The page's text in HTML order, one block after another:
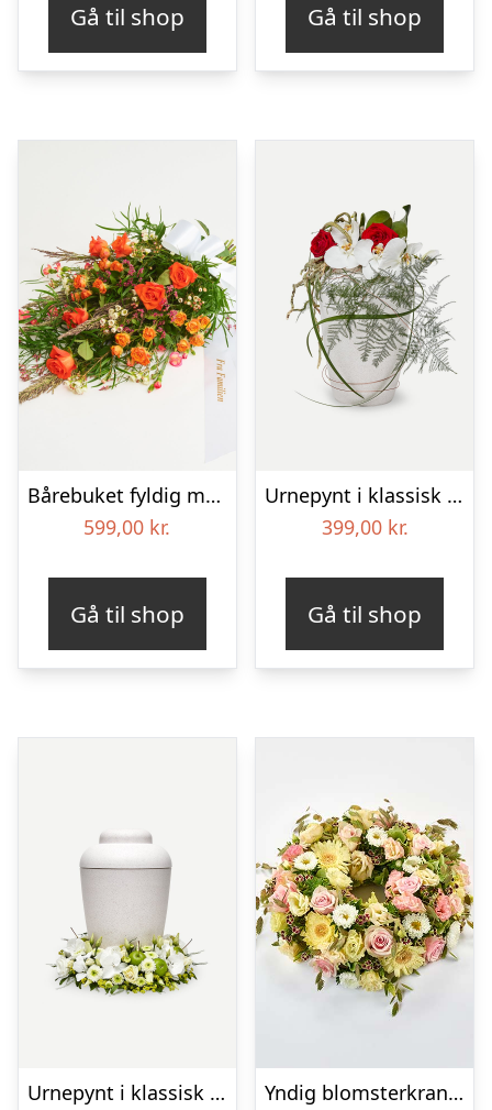
Gå til shop Gå til shop
Bårebuket fyldig med bånd
599,00 kr.
Gå til shop
Urnepynt i klassisk stil – rød og hvid
399,00 kr.
Gå til shop
Urnepynt i klassisk stil – creme
Yndig blomsterkrans i pastelfarver, floristens valg – Blomster til begravelse